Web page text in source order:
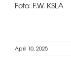
Foto: F.W. KSLA
April 10, 2025